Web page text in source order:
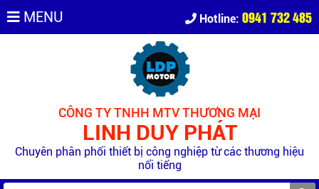
MENU Hotline: 0941 732 485
CÔNG TY TNHH MTV THƯƠNG MẠI
LINH DUY PHÁT
Chuyên phân phối thiết bị công nghiệp từ các thương hiệu
nổi tiếng